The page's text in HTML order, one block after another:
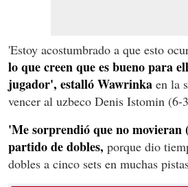
'Estoy acostumbrado a que esto
lo que creen que es bueno para
jugador', estalló Wawrinka en la
vencer al uzbeco Denis Istomin (6-
'Me sorprendió que no movieran
partido de dobles, porque dio
dobles a cinco sets en muchas